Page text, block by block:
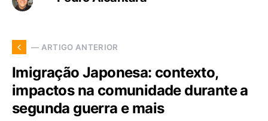
— ARTIGO ANTERIOR
Imigração Japonesa: contexto,
impactos na comunidade durante a
segunda guerra e mais